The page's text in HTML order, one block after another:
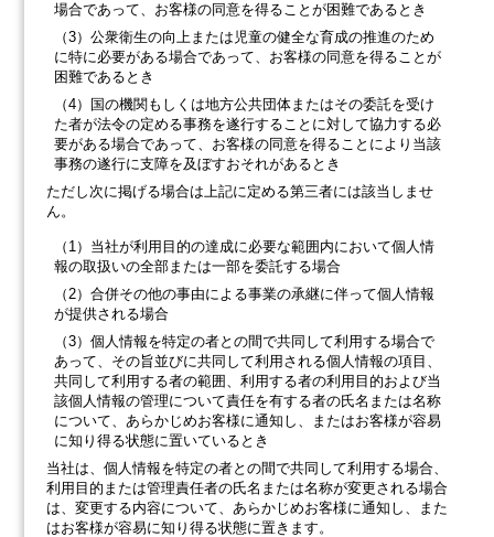
場合であって、お客様の同意を得ることが困難であるとき
（3）公衆衛生の向上または児童の健全な育成の推進のため
に特に必要がある場合であって、お客様の同意を得ることが
困難であるとき
（4）国の機関もしくは地方公共団体またはその委託を受け
た者が法令の定める事務を遂行することに対して協力する必
要がある場合であって、お客様の同意を得ることにより当該
事務の遂行に支障を及ぼすおそれがあるとき
ただし次に掲げる場合は上記に定める第三者には該当しませ
ん。
（1）当社が利用目的の達成に必要な範囲内において個人情
報の取扱いの全部または一部を委託する場合
（2）合併その他の事由による事業の承継に伴って個人情報
が提供される場合
（3）個人情報を特定の者との間で共同して利用する場合で
あって、その旨並びに共同して利用される個人情報の項目、
共同して利用する者の範囲、利用する者の利用目的および当
該個人情報の管理について責任を有する者の氏名または名称
について、あらかじめお客様に通知し、またはお客様が容易
に知り得る状態に置いているとき
当社は、個人情報を特定の者との間で共同して利用する場合、
利用目的または管理責任者の氏名または名称が変更される場合
は、変更する内容について、あらかじめお客様に通知し、また
はお客様が容易に知り得る状態に置きます。